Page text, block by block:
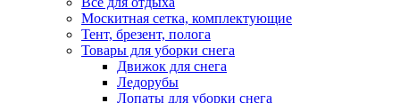
Москитная сетка, комплектующие
Тент, брезент, полога
Товары для уборки снега
Движок для снега
Ледорубы
Лопаты для уборки снега